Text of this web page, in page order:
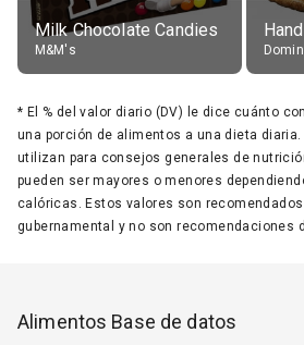
Milk Chocolate Candies
M&M's
* El % del valor diario (DV) le dice cuánto
una porción de alimentos a una dieta
utilizan para consejos generales de
pueden ser mayores o menores
calóricas. Estos valores son
gubernamental y no son recomendaciones
Alimentos Base de datos